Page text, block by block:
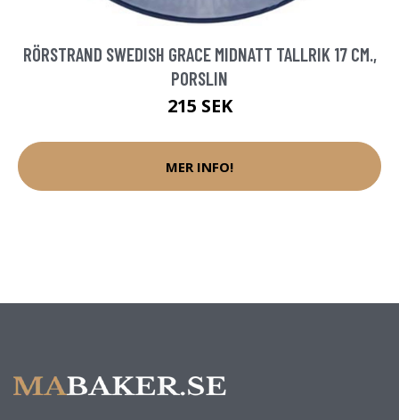
RÖRSTRAND SWEDISH GRACE MIDNATT TALLRIK 17 CM.,
PORSLIN
215 SEK
MER INFO!